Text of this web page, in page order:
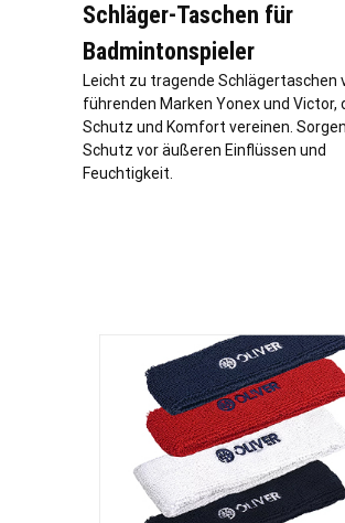
Schläger-Taschen für
Badmintonspieler
Leicht zu tragende Schlägertaschen
führenden Marken Yonex und Victor,
Schutz und Komfort vereinen.
Schutz vor äußeren Einflüssen und
Feuchtigkeit.